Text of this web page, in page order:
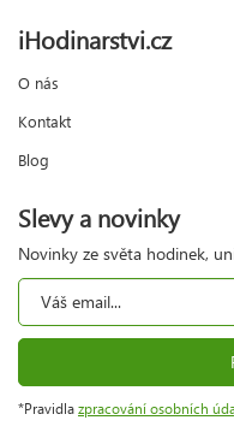
iHodinarstvi.cz
O nás
Kontakt
Blog
Slevy a novinky
Novinky ze světa hodinek,
*Pravidla zpracování osobních